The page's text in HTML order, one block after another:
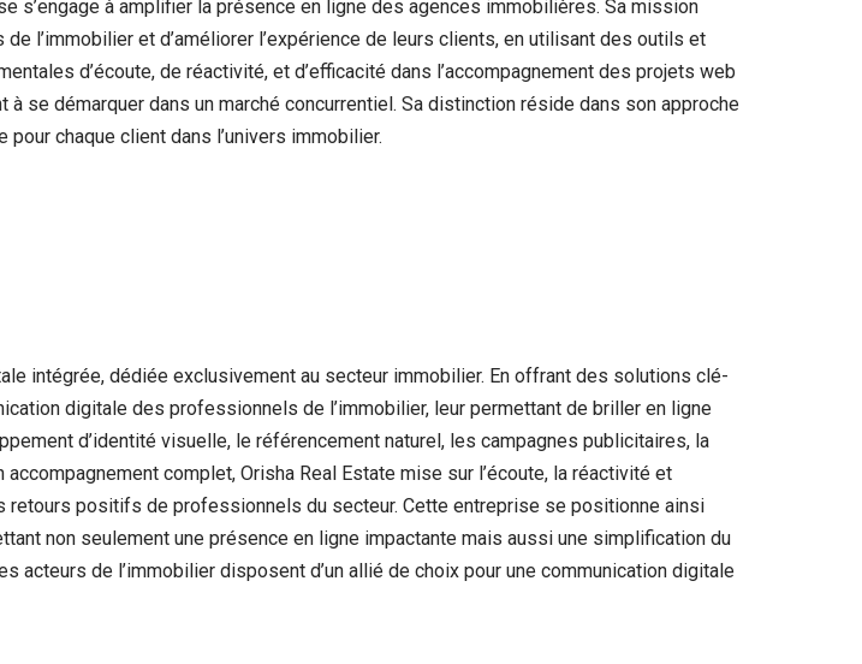
s’engage à amplifier la présence en ligne des agences immobilières. Sa mission
l’immobilier et d’améliorer l’expérience de leurs clients, en utilisant des outils et
d’écoute, de réactivité, et d’efficacité dans l’accompagnement des projets web
se démarquer dans un marché concurrentiel. Sa distinction réside dans son approche
chaque client dans l’univers immobilier.
intégrée, dédiée exclusivement au secteur immobilier. En offrant des solutions clé-
digitale des professionnels de l’immobilier, leur permettant de briller en ligne
d’identité visuelle, le référencement naturel, les campagnes publicitaires, la
complet, Orisha Real Estate mise sur l’écoute, la réactivité et
positifs de professionnels du secteur. Cette entreprise se positionne ainsi
non seulement une présence en ligne impactante mais aussi une simplification du
de l’immobilier disposent d’un allié de choix pour une communication digitale